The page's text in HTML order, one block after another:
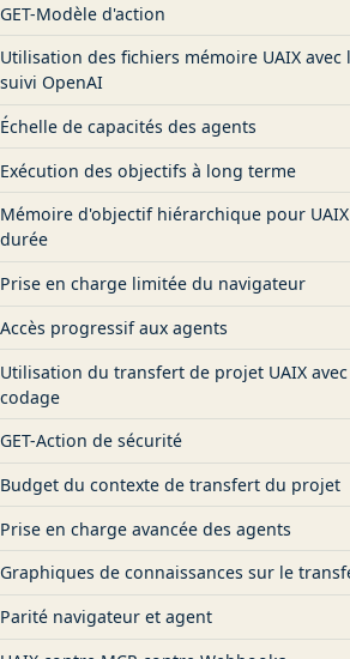
GET-Modèle d'action
Utilisation des fichiers mémoire UAIX avec
suivi OpenAI
Échelle de capacités des agents
Exécution des objectifs à long terme
Mémoire d'objectif hiérarchique pour
durée
Prise en charge limitée du navigateur
Accès progressif aux agents
Utilisation du transfert de projet UAIX
codage
GET-Action de sécurité
Budget du contexte de transfert du projet
Prise en charge avancée des agents
Graphiques de connaissances sur le
Parité navigateur et agent